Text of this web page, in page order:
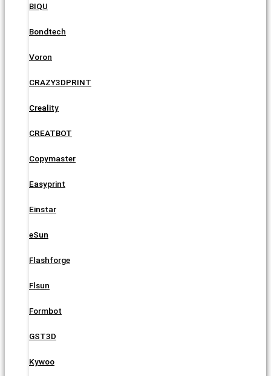
BIQU
Bondtech
Voron
CRAZY3DPRINT
Creality
CREATBOT
Copymaster
Easyprint
Einstar
eSun
Flashforge
Flsun
Formbot
GST3D
Kywoo